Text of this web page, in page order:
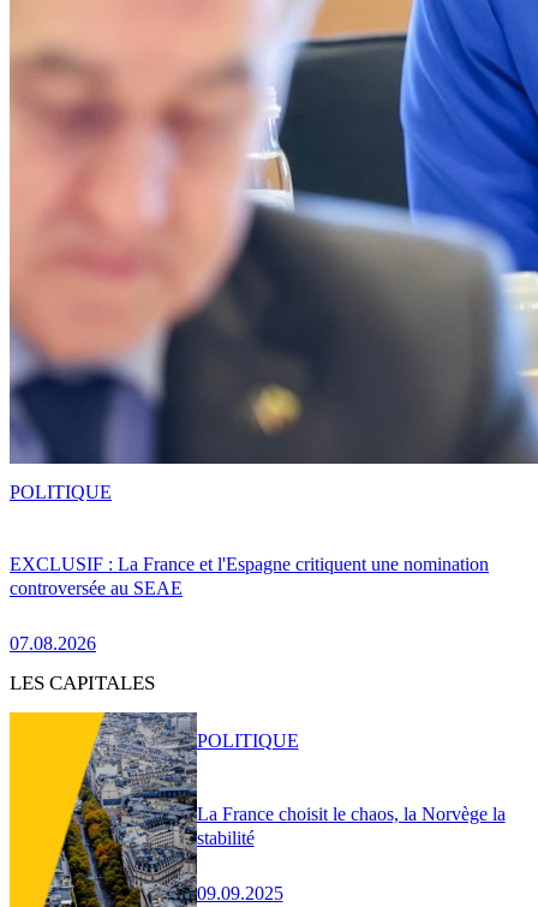
EXCLUSIF : La France et l'Espagne critiquent une nomination
controversée au SEAE
07.08.2026
POLITIQUE
LES CAPITALES
La France choisit le chaos, la Norvège la
stabilité
09.09.2025
POLITIQUE